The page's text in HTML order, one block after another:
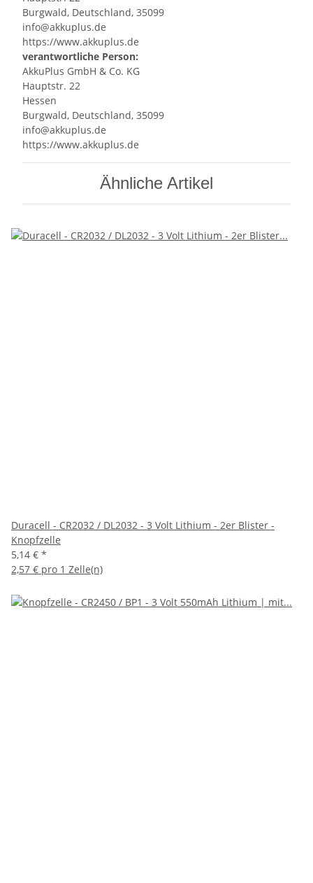
Burgwald, Deutschland, 35099
info@akkuplus.de
https://www.akkuplus.de
verantwortliche Person:
AkkuPlus GmbH & Co. KG
Hauptstr. 22
Hessen
Burgwald, Deutschland, 35099
info@akkuplus.de
https://www.akkuplus.de
Ähnliche Artikel
Duracell - CR2032 / DL2032 - 3 Volt Lithium - 2er Blister -
Knopfzelle
5,14 € *
2,57 € pro 1 Zelle(n)